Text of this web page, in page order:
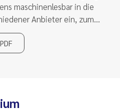
maschinenlesbar in die
Anbieter ein, zum…